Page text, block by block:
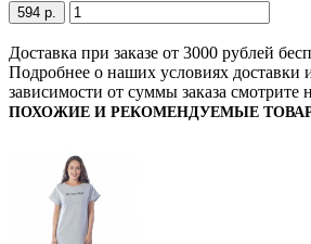
594 р.
Доставка при заказе от 3000 рублей
Подробнее о наших условиях доставки
зависимости от суммы заказа смотрите
ПОХОЖИЕ И РЕКОМЕНДУЕМЫЕ